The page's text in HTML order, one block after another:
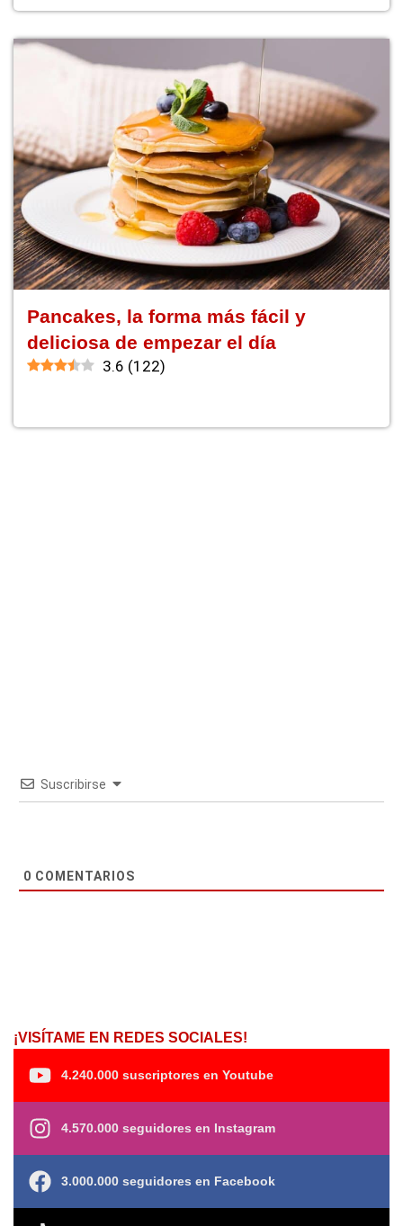
Pancakes, la forma más fácil y
deliciosa de empezar el día
3.6 (122)
Suscribirse
0 COMENTARIOS
¡VISÍTAME EN REDES SOCIALES!
4.240.000 suscriptores en Youtube
4.570.000 seguidores en Instagram
3.000.000 seguidores en Facebook